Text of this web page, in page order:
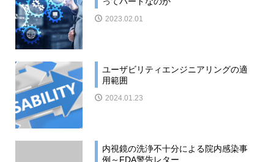
2023.02.01
ユーザビリティエンジニアリングの適
用範囲
2024.01.23
内視鏡の洗浄不十分による院内感染事
例～FDA警告レター...